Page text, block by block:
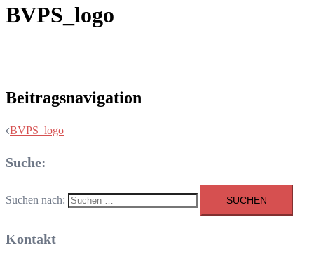
BVPS_logo
Beitragsnavigation
BVPS_logo
Suche:
Suchen nach:
Kontakt